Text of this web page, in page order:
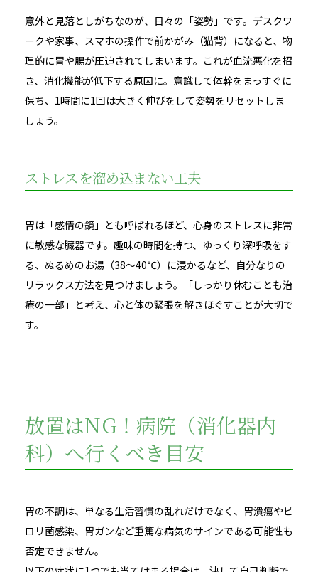
意外と見落としがちなのが、日々の「姿勢」です。デスクワ
ークや家事、スマホの操作で前かがみ（猫背）になると、物
理的に胃や腸が圧迫されてしまいます。これが血流悪化を招
き、消化機能が低下する原因に。意識して体幹をまっすぐに
保ち、1時間に1回は大きく伸びをして姿勢をリセットしま
しょう。
ストレスを溜め込まない工夫
胃は「感情の鏡」とも呼ばれるほど、心身のストレスに非常
に敏感な臓器です。趣味の時間を持つ、ゆっくり深呼吸をす
る、ぬるめのお湯（38〜40℃）に浸かるなど、自分なりの
リラックス方法を見つけましょう。「しっかり休むことも治
療の一部」と考え、心と体の緊張を解きほぐすことが大切で
す。
放置はNG！病院（消化器内
科）へ行くべき目安
胃の不調は、単なる生活習慣の乱れだけでなく、胃潰瘍やピ
ロリ菌感染、胃ガンなど重篤な病気のサインである可能性も
否定できません。